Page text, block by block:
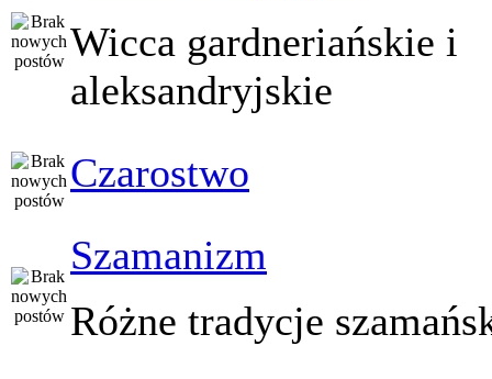
Wicca gardneriańskie i
aleksandryjskie
Czarostwo
Szamanizm
Różne tradycje